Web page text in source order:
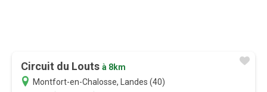
Circuit du Louts à 8km
Montfort-en-Chalosse, Landes (40)